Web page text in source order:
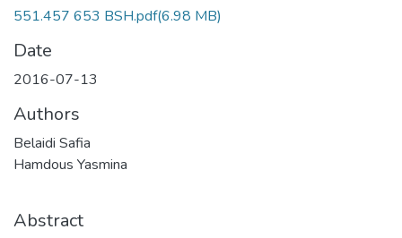
551.457 653 BSH.pdf(6.98 MB)
Date
2016-07-13
Authors
Belaidi Safia
Hamdous Yasmina
Abstract